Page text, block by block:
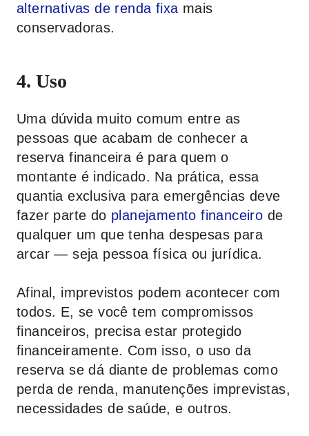
alternativas de renda fixa mais
conservadoras.
4. Uso
Uma dúvida muito comum entre as
pessoas que acabam de conhecer a
reserva financeira é para quem o
montante é indicado. Na prática, essa
quantia exclusiva para emergências deve
fazer parte do planejamento financeiro de
qualquer um que tenha despesas para
arcar — seja pessoa física ou jurídica.
Afinal, imprevistos podem acontecer com
todos. E, se você tem compromissos
financeiros, precisa estar protegido
financeiramente. Com isso, o uso da
reserva se dá diante de problemas como
perda de renda, manutenções imprevistas,
necessidades de saúde, e outros.